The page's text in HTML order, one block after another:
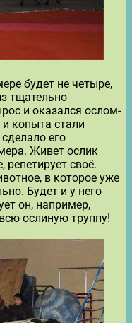
будет не четыре,
тщательно
и оказался ослом-
копыта стали
его
Живет ослик
своё.
в которое уже
Будет и у него
он, например,
ослиную труппу!